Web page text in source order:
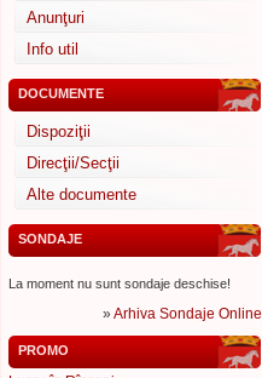
Anunţuri
Info util
DOCUMENTE
Dispoziţii
Direcţii/Secţii
Alte documente
SONDAJE
La moment nu sunt sondaje deschise!
»Arhiva Sondaje Online
PROMO